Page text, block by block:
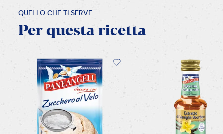
QUELLO CHE TI SERVE
Per questa ricetta